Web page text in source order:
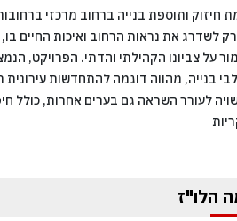
חיזוק ותוספת בנייה ברחוב מרכזי
לשדרג את נראות הרחוב ואיכות החיים
על צביונו הקהילתי והדתי. הפרויקט,
בנייה, מהווה דוגמה להתחדשות עירונית
לעורר השראה גם בערים אחרות, כולל
הלו"ז